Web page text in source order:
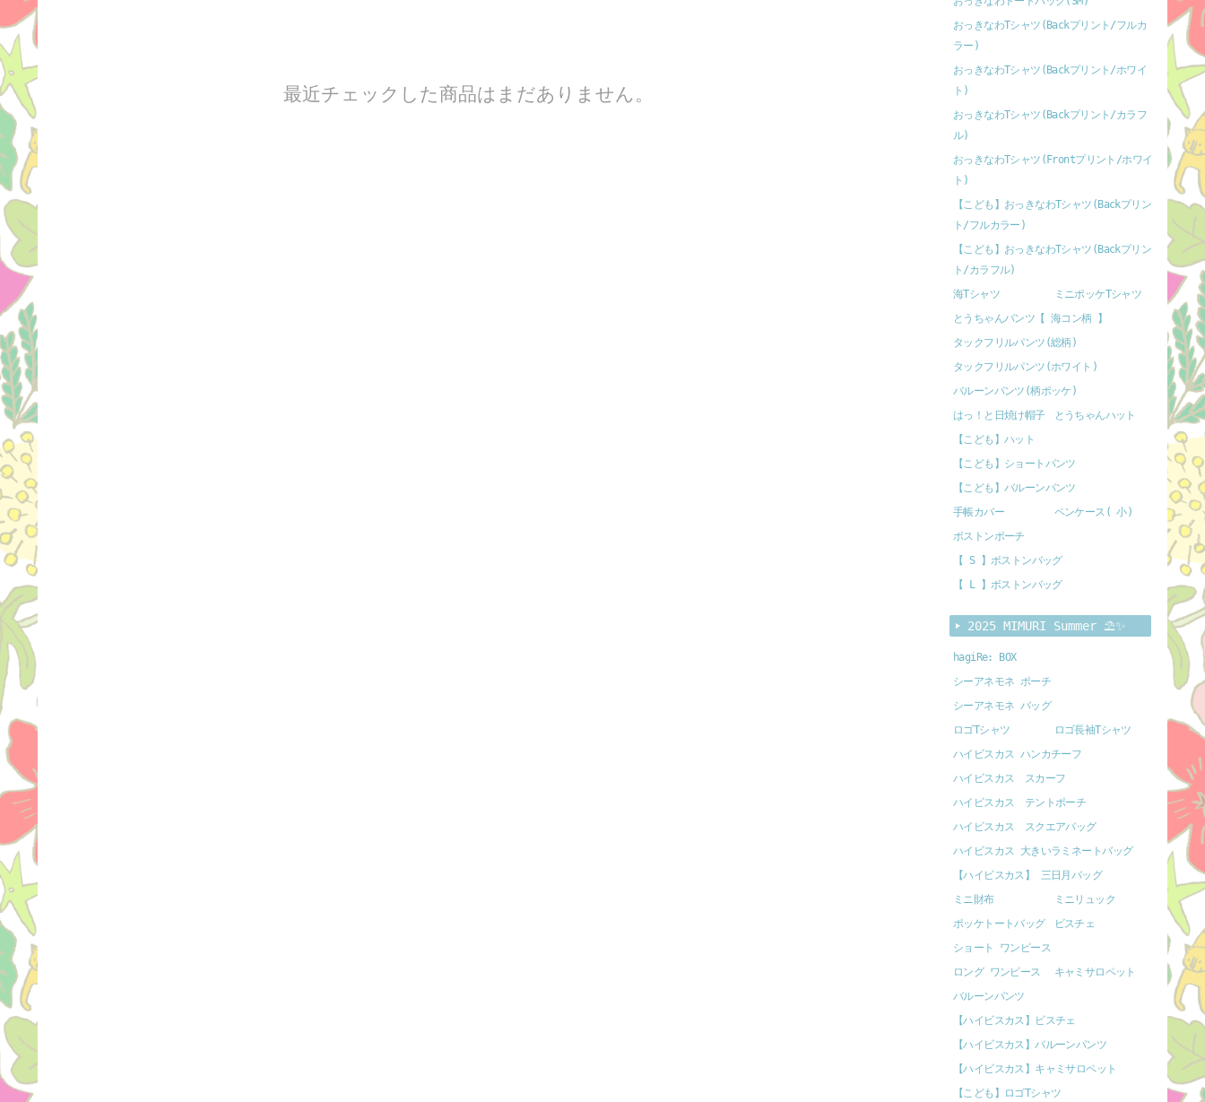
最近チェックした商品はまだありません。
おっきなわTシャツ(Backプリント/フルカ
ラー)
おっきなわTシャツ(Backプリント/ホワイ
ト)
おっきなわTシャツ(Backプリント/カラフ
ル)
おっきなわTシャツ(Frontプリント/ホワイ
ト)
【こども】おっきなわTシャツ(Backプリン
ト/フルカラー)
【こども】おっきなわTシャツ(Backプリン
ト/カラフル)
海Tシャツ
ミニポッケTシャツ
とうちゃんパンツ【 海コン柄 】
タックフリルパンツ(総柄)
タックフリルパンツ(ホワイト)
バルーンパンツ(柄ポッケ)
はっ！と日焼け帽子
とうちゃんハット
【こども】ハット
【こども】ショートパンツ
【こども】バルーンパンツ
手帳カバー
ペンケース( 小)
ボストンポーチ
【 S 】ボストンバッグ
【 L 】ボストンバッグ
2025 MIMURI Summer ⛱️✨
hagiRe: BOX
シーアネモネ ポーチ
シーアネモネ バッグ
ロゴTシャツ
ロゴ長袖Tシャツ
ハイビスカス ハンカチーフ
ハイビスカス スカーフ
ハイビスカス テントポーチ
ハイビスカス スクエアバッグ
ハイビスカス 大きいラミネートバッグ
【ハイビスカス】 三日月バッグ
ミニ財布
ミニリュック
ポッケトートバッグ
ビスチェ
ショート ワンピース
ロング ワンピース
キャミサロペット
バルーンパンツ
【ハイビスカス】ビスチェ
【ハイビスカス】バルーンパンツ
【ハイビスカス】キャミサロペット
【こども】ロゴTシャツ